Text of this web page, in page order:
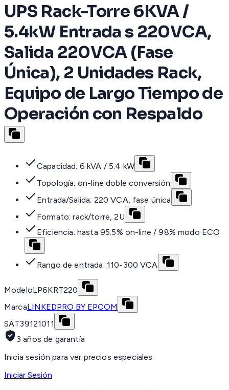
UPS Rack-Torre 6KVA /
5.4kW Entrada s 220VCA,
Salida 220VCA (Fase
Única), 2 Unidades Rack,
Equipo de Largo Tiempo de
Operación con Respaldo
Capacidad: 6 kVA / 5.4 kW
Topología: on-line doble conversión
Entrada/Salida: 220 VCA, fase única
Formato: rack/torre, 2U
Eficiencia: hasta 95.5% on-line / 98% modo ECO
Rango de entrada: 110-300 VCA
ModeloLP6KRT220
MarcaLINKEDPRO BY EPCOM
SAT39121011
3 años de garantía
Inicia sesión para ver precios especiales
Iniciar Sesión